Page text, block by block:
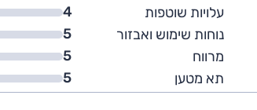
עלויות שוטפות
4
נוחות שימוש ואבזור
5
מרווח
5
תא מטען
5